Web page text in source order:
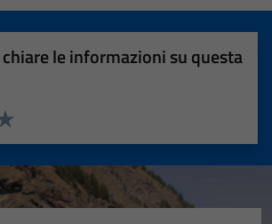
le informazioni su questa
5 stelle su 5
4 stelle su 5
su 5
su 5
5